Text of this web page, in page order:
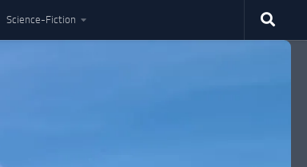
Science-Fiction